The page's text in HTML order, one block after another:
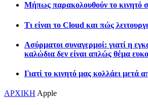
Μήπως παρακολουθούν το κινητό
Τι είναι το Cloud και πώς
Ασύρματοι συναγερμοί: γιατί η
καλώδια δεν είναι απλώς θέμα
Γιατί το κινητό μας κολλάει μετά
ΑΡΧΙΚΗ Αpple